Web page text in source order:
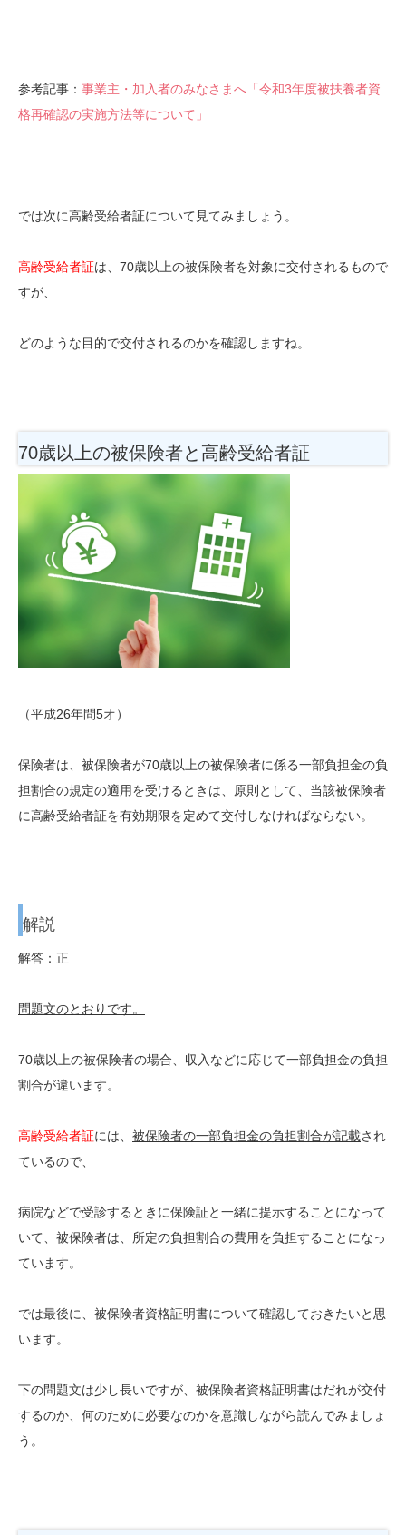
参考記事： 事業主・加入者のみなさまへ「令和3年度被扶養者資
格再確認の実施方法等について」
では次に高齢受給者証について見てみましょう。
高齢受給者証は、70歳以上の被保険者を対象に交付されるもので
すが、
どのような目的で交付されるのかを確認しますね。
70歳以上の被保険者と高齢受給者証
（平成26年問5オ）
保険者は、被保険者が70歳以上の被保険者に係る一部負担金の負
担割合の規定の適用を受けるときは、原則として、当該被保険者
に高齢受給者証を有効期限を定めて交付しなければならない。
解説
解答：正
問題文のとおりです。
70歳以上の被保険者の場合、収入などに応じて一部負担金の負担
割合が違います。
高齢受給者証には、 被保険者の一部負担金の負担割合が記載され
ているので、
病院などで受診するときに保険証と一緒に提示することになって
いて、被保険者は、所定の負担割合の費用を負担することになっ
ています。
では最後に、被保険者資格証明書について確認しておきたいと思
います。
下の問題文は少し長いですが、被保険者資格証明書はだれが交付
するのか、何のために必要なのかを意識しながら読んでみましょ
う。